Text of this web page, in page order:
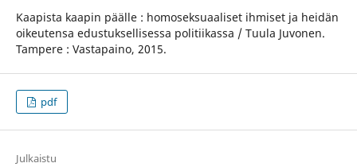
Kaapista kaapin päälle : homoseksuaaliset ihmiset ja heidän
oikeutensa edustuksellisessa politiikassa / Tuula Juvonen.
Tampere : Vastapaino, 2015.
pdf
Julkaistu